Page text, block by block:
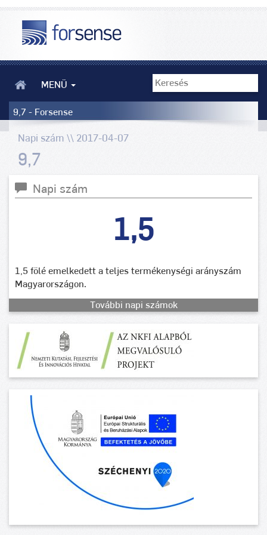
MENÜ
9,7 - Forsense
Napi szám \\ 2017-04-07
9,7
Napi szám
1,5
1,5 fölé emelkedett a teljes termékenységi arányszám
Magyarországon.
További napi számok